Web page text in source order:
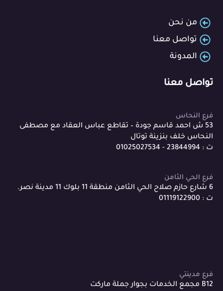
من نحن
تواصل معنا
المدونة
تواصل معنا
فرع النحاس
53 ش احمد قاسم جودة – تقاطع عباس العقاد مع مصطفى
النحاس خلف بنزينة توتال
ت : 23844994 - 01025027534
فرع الحي الثامن
6 شارع حازم صلاح الحي الثامن منطقة 11 بلوك 11 مدينة نصر.
ت : 01119122900
فرع مدينتي
B12 مجمع الخدمات بجوار جملة ماركت